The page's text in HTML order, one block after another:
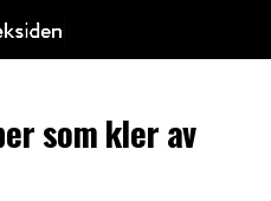
som kler av